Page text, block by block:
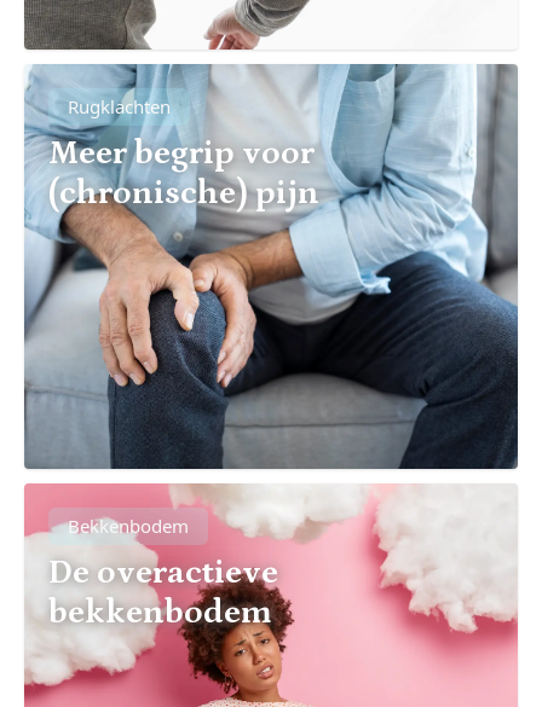
Rugklachten
Meer begrip voor
(chronische) pijn
Bekkenbodem
De overactieve
bekkenbodem